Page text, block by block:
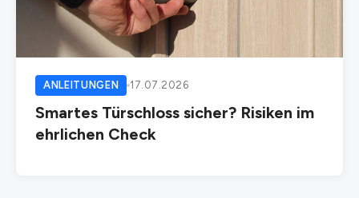
ANLEITUNGEN 17.07.2026
Smartes Türschloss sicher? Risiken im
ehrlichen Check